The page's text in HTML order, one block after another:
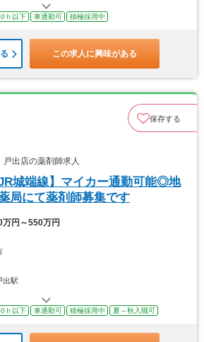
ｈ以下 車通勤可 積極採用中
この求人に興味がある
保存する
出店の薬剤師求人
城端線】マイカー通勤可能◎地
局にて薬剤師募集です
万円～550万円
出駅
ｈ以下 車通勤可 積極採用中 夏～秋入職可